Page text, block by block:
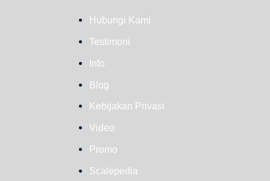
Hubungi Kami
Testimoni
Info
Blog
Kebijakan Privasi
Video
Promo
Scalepedia